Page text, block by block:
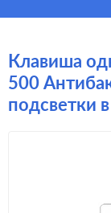
Клавиша
500
подсветки